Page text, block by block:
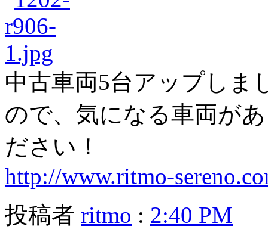
中古車両5台アップしま
ので、気になる車両が
ださい！
http://www.ritmo-
投稿者 ritmo : 2:40 PM